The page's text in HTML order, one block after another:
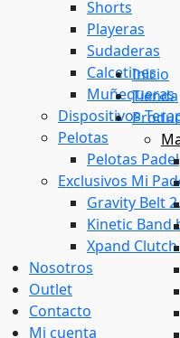
Shorts
Playeras
Sudaderas
Calcetines
Muñequeras
Dispositivos
Pelotas
Pelotas Padel
Exclusivos Mi
Gravity Belt
Kinetic Band
Xpand
Nosotros
Outlet
Contacto
Mi cuenta
Inicio
Tienda